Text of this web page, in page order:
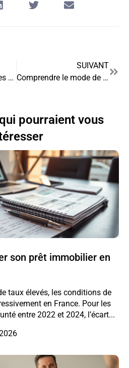
À combien s’élèvent les frais d’un crédit logement ?
SUIVANT
Comprendre le mode de fonctionnement du rachat de crédit hypothécaire
pourraient vous
son prêt immobilier en
taux élevés, les conditions de
en France. Pour les
entre 2022 et 2024, l’écart...